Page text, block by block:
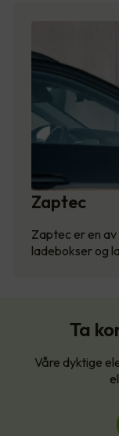
Zaptec
Zaptec er en
ladebokser og
Ta
Våre dyktige